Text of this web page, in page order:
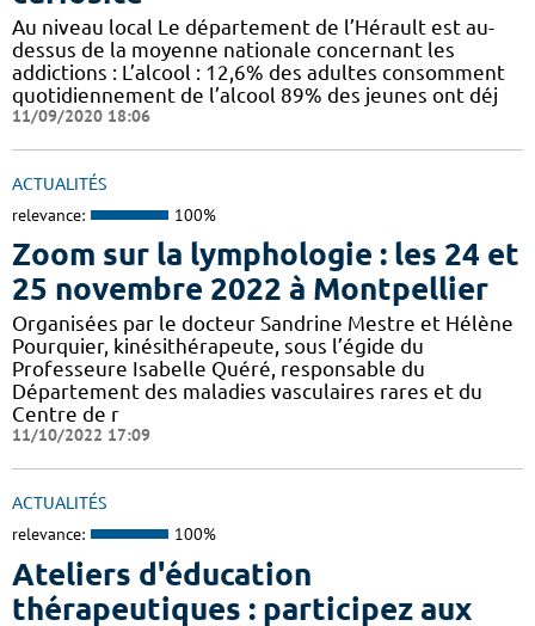
Au niveau local Le département de l’Hérault est au-
dessus de la moyenne nationale concernant les
addictions : L’alcool : 12,6% des adultes consomment
quotidiennement de l’alcool 89% des jeunes ont déj
11/09/2020 18:06
ACTUALITÉS
relevance: 100%
Zoom sur la lymphologie : les 24 et
25 novembre 2022 à Montpellier
Organisées par le docteur Sandrine Mestre et Hélène
Pourquier, kinésithérapeute, sous l’égide du
Professeure Isabelle Quéré, responsable du
Département des maladies vasculaires rares et du
Centre de r
11/10/2022 17:09
ACTUALITÉS
relevance: 100%
Ateliers d'éducation
thérapeutiques : participez aux